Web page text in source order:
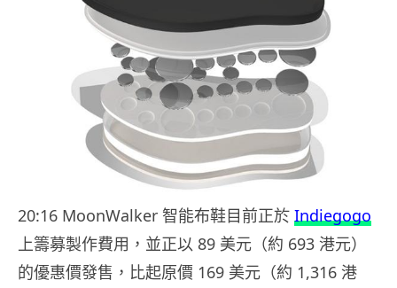
20:16 MoonWalker 智能布鞋目前正於 Indiegogo
上籌募製作費用，並正以 89 美元（約 693 港元）
的優惠價發售，比起原價 169 美元（約 1,316 港